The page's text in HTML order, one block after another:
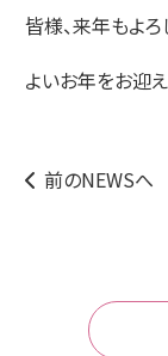
皆様、来年もよろ
よいお年をお迎え
前のNEWSへ